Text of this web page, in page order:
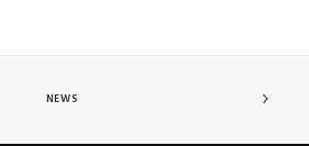
NEWS